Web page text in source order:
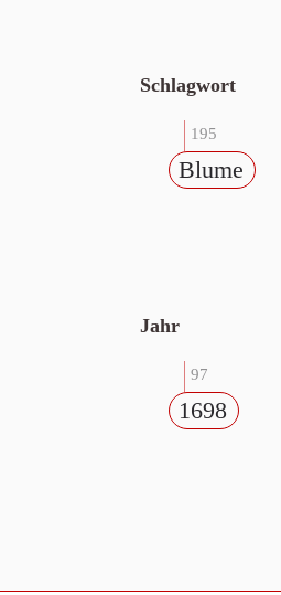
Schlagwort
195
Blume
Jahr
97
1698